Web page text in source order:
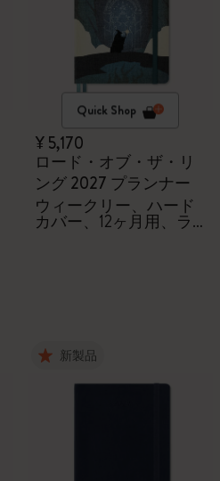
Quick Shop
¥ 5,170
ロード・オブ・ザ・リ
ング 2027 プランナー
ウィークリー、ハード
カバー、12ヶ月用、ラ
新製品